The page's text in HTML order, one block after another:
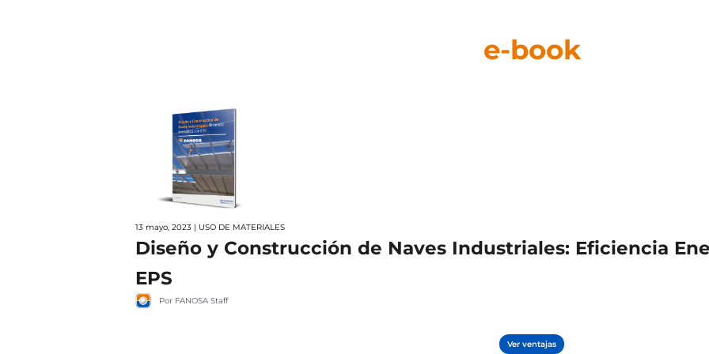
e-book
13 mayo, 2023 | USO DE MATERIALES
Diseño y Construcción de Naves Industriales: Eficiencia
EPS
Por FANOSA Staff
Ver ventajas